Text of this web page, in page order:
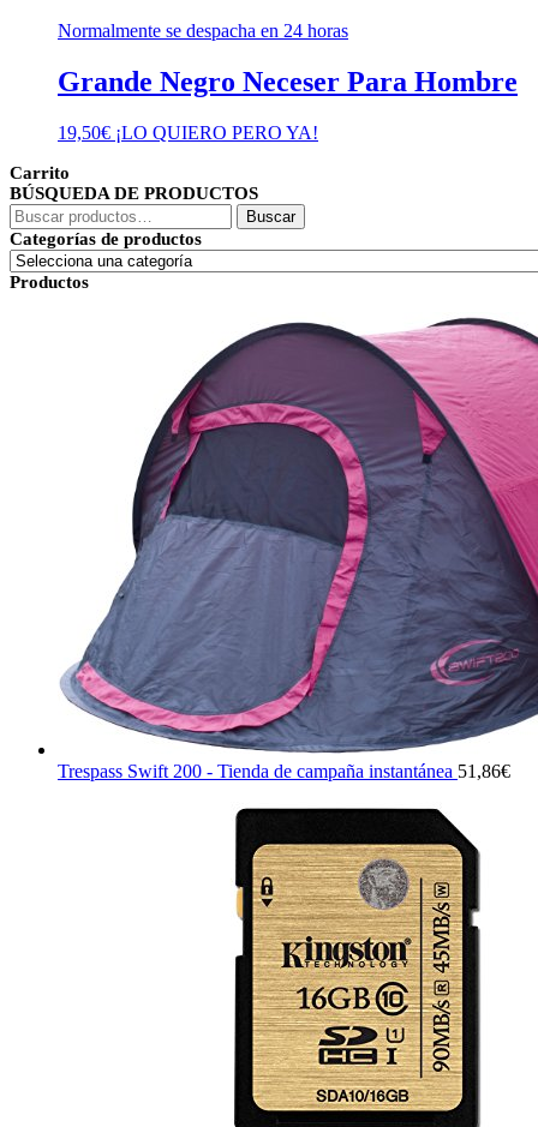
Normalmente se despacha en 24 horas
Grande Negro Neceser Para Hombre
19,50€ ¡LO QUIERO PERO YA!
Carrito
BÚSQUEDA DE PRODUCTOS
Buscar
por:
Buscar
Categorías de productos
Productos
Trespass Swift 200 - Tienda de campaña instantánea 51,86€